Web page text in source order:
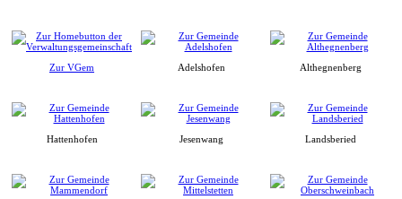
Zur VGem Adelshofen Althegnenberg
Hattenhofen Jesenwang Landsberied